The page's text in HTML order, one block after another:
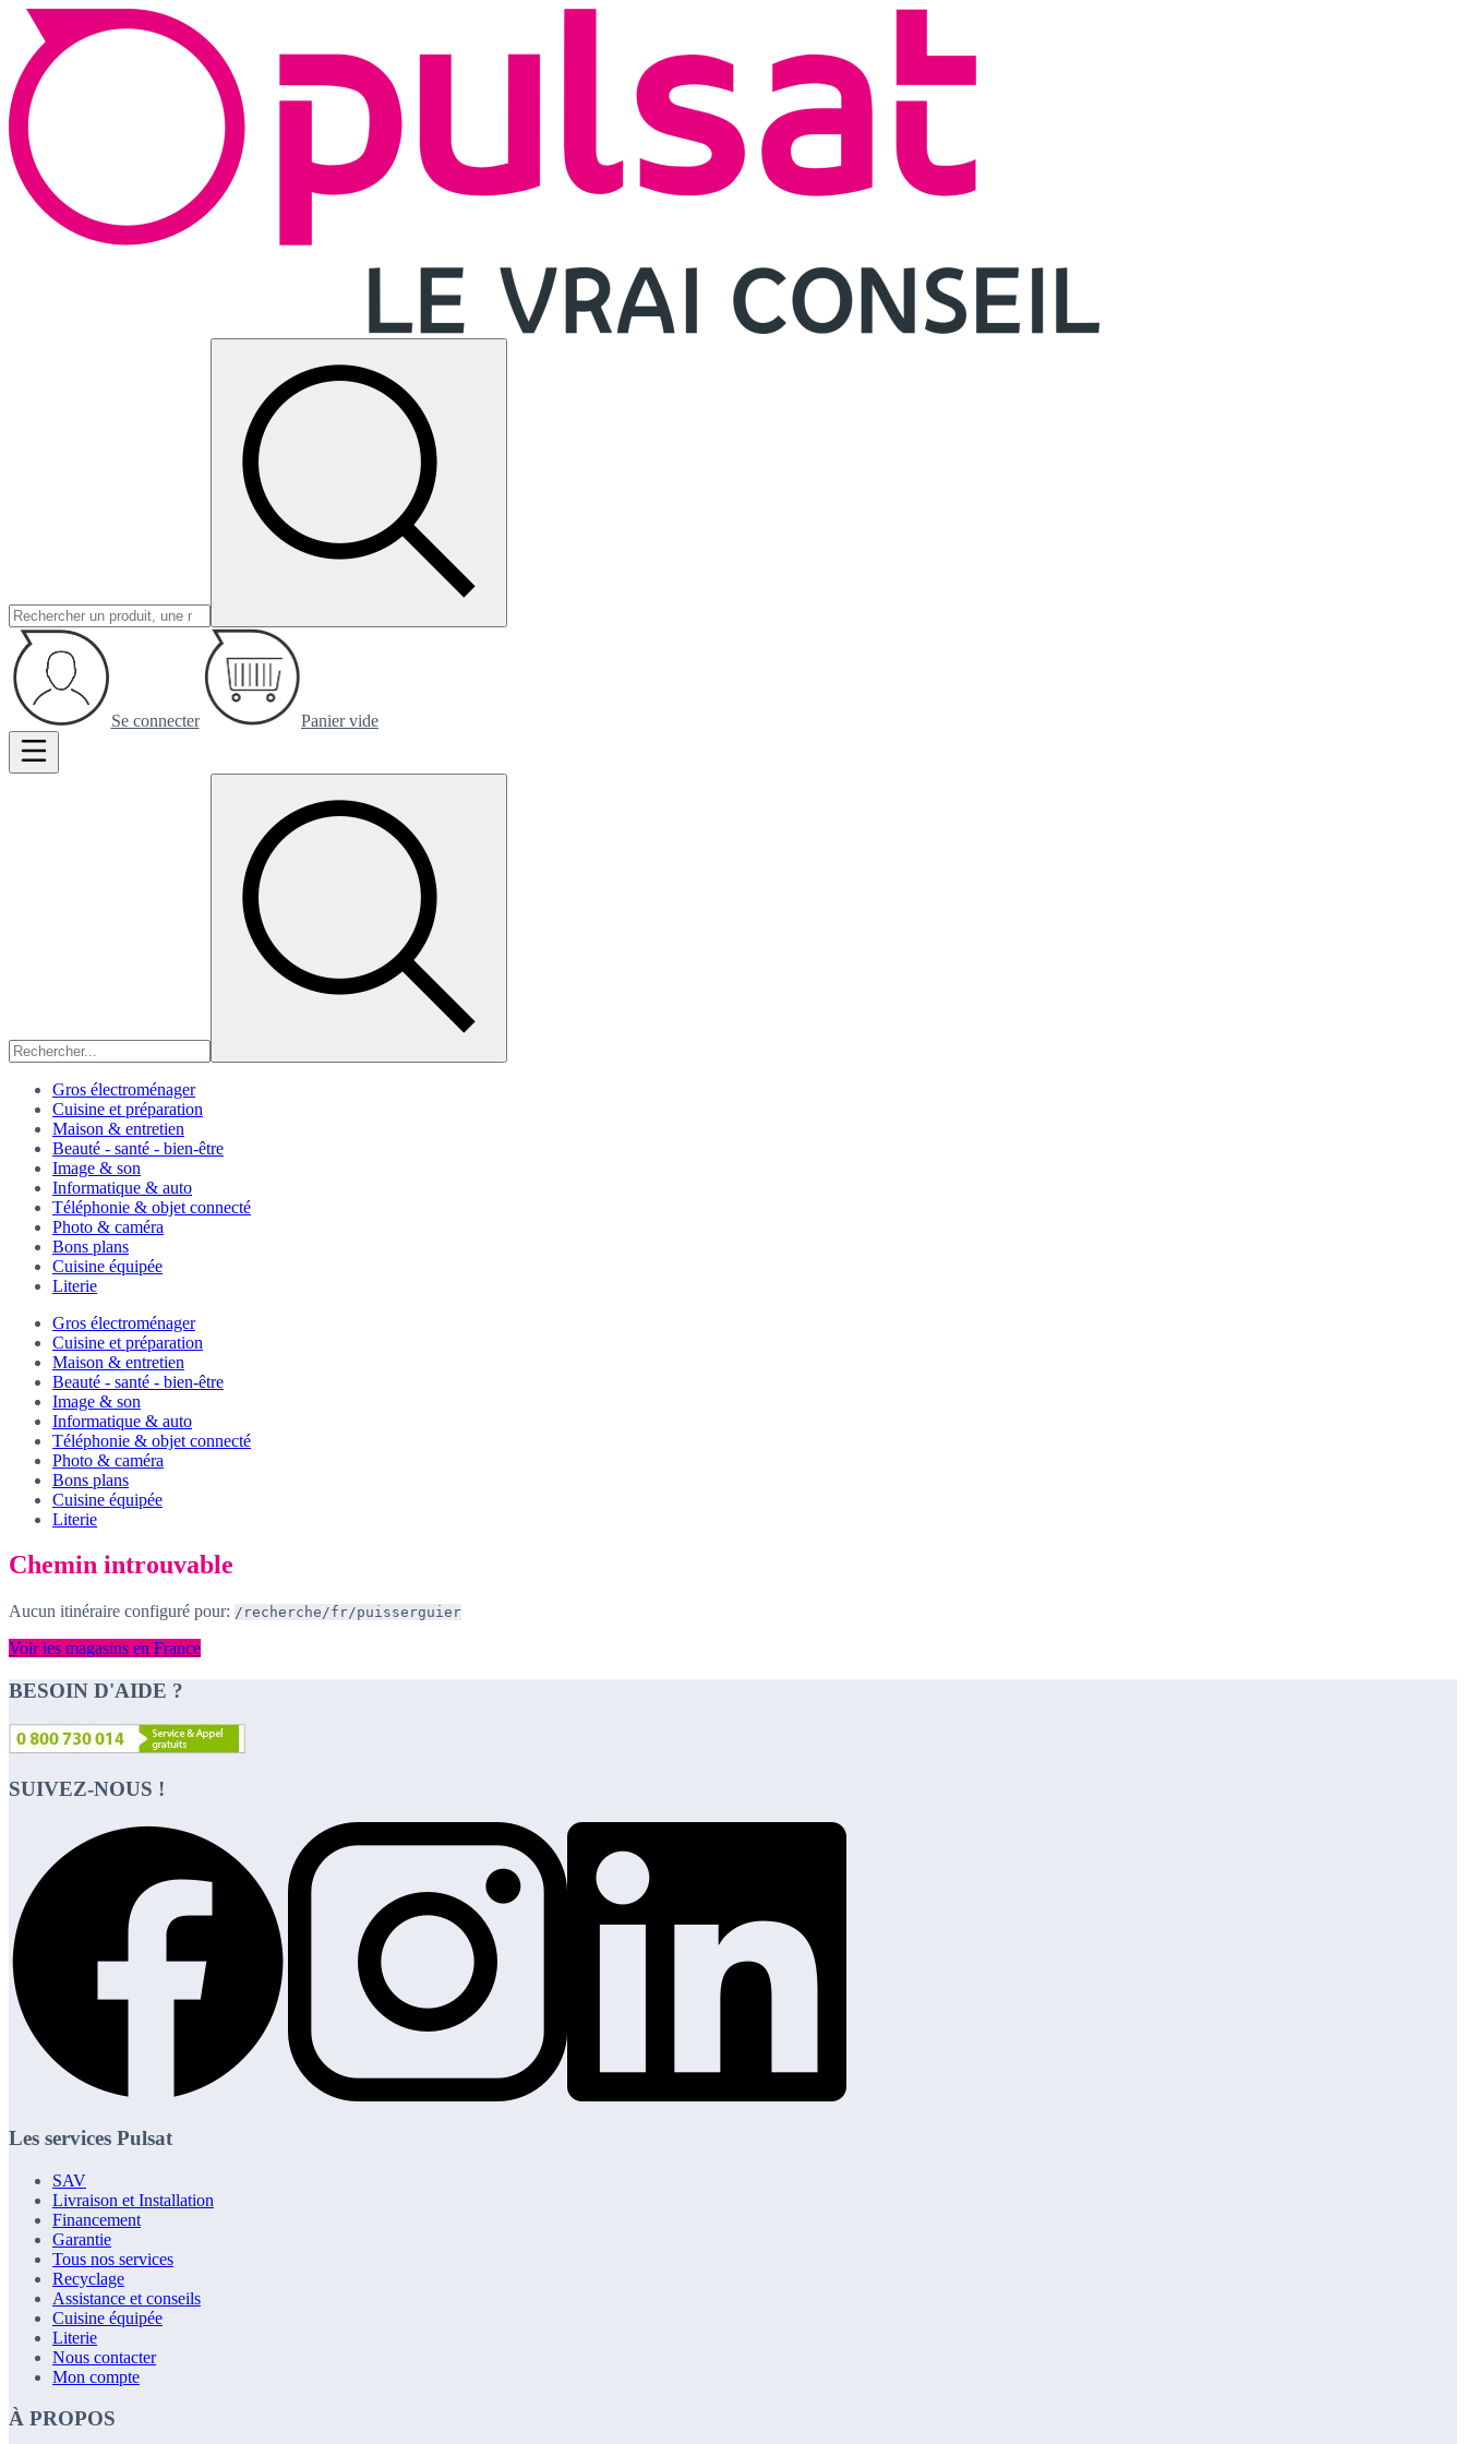
Se connecter Panier vide
Gros électroménager
Cuisine et préparation
Maison & entretien
Beauté - santé - bien-être
Image & son
Informatique & auto
Téléphonie & objet connecté
Photo & caméra
Bons plans
Cuisine équipée
Literie
Gros électroménager
Cuisine et préparation
Maison & entretien
Beauté - santé - bien-être
Image & son
Informatique & auto
Téléphonie & objet connecté
Photo & caméra
Bons plans
Cuisine équipée
Literie
Chemin introuvable
Aucun itinéraire configuré pour: /recherche/fr/puisserguier
Voir les magasins en France
BESOIN D'AIDE ?
SUIVEZ-NOUS !
Les services Pulsat
SAV
Livraison et Installation
Financement
Garantie
Tous nos services
Recyclage
Assistance et conseils
Cuisine équipée
Literie
Nous contacter
Mon compte
À PROPOS